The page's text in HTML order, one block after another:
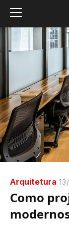
Arquitetura
Como